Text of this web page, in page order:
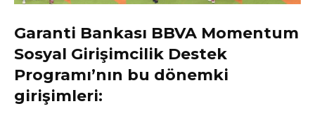
Garanti Bankası BBVA Momentum
Sosyal Girişimcilik Destek
Programı’nın bu dönemki
girişimleri: